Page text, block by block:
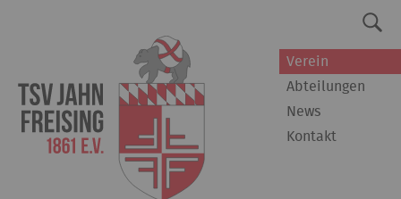
Verein
Abteilungen
News
Kontakt